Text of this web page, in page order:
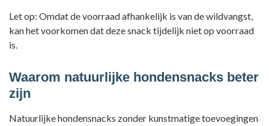
Let op: Omdat de voorraad afhankelijk is van de wildvangst,
kan het voorkomen dat deze snack tijdelijk niet op voorraad
is.
Waarom natuurlijke hondensnacks beter
zijn
Natuurlijke hondensnacks zonder kunstmatige toevoegingen